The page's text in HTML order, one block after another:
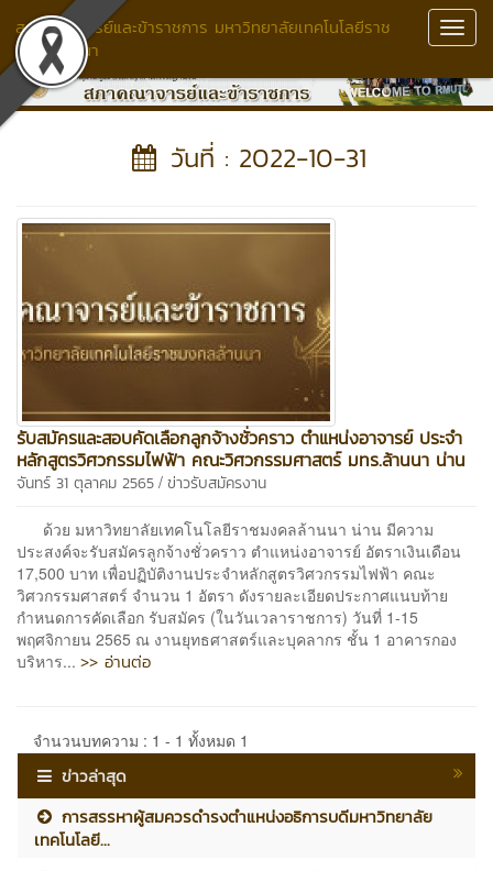
สภาคณาจารย์และข้าราชการ มหาวิทยาลัยเทคโนโลยีราช
มงคลล้านนา
วันที่ : 2022-10-31
รับสมัครและสอบคัดเลือกลูกจ้างชั่วคราว ตำแหน่งอาจารย์ ประจำ
หลักสูตรวิศวกรรมไฟฟ้า คณะวิศวกรรมศาสตร์ มทร.ล้านนา น่าน
จันทร์ 31 ตุลาคม 2565 / ข่าวรับสมัครงาน
ด้วย มหาวิทยาลัยเทคโนโลยีราชมงคลล้านนา น่าน มีความ
ประสงค์จะรับสมัครลูกจ้างชั่วคราว ตำแหน่งอาจารย์ อัตราเงินเดือน
17,500 บาท เพื่อปฏิบัติงานประจำหลักสูตรวิศวกรรมไฟฟ้า คณะ
วิศวกรรมศาสตร์ จำนวน 1 อัตรา ดังรายละเอียดประกาศแนบท้าย
กำหนดการคัดเลือก รับสมัคร (ในวันเวลาราชการ) วันที่ 1-15
พฤศจิกายน 2565 ณ งานยุทธศาสตร์และบุคลากร ชั้น 1 อาคารกอง
บริหาร... >> อ่านต่อ
จำนวนบทความ : 1 - 1 ทั้งหมด 1
ข่าวล่าสุด
การสรรหาผู้สมควรดำรงตำแหน่งอธิการบดีมหาวิทยาลัย
เทคโนโลยี...